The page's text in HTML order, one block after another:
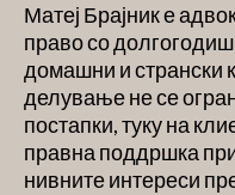
Матеј Брајник е
право со
домашни и странски
делување не се
постапки, туку на
правна поддршка
нивните интереси